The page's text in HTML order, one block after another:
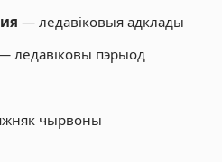
— ледавіковыя адклады
ледавіковы пэрыод
чырвоны